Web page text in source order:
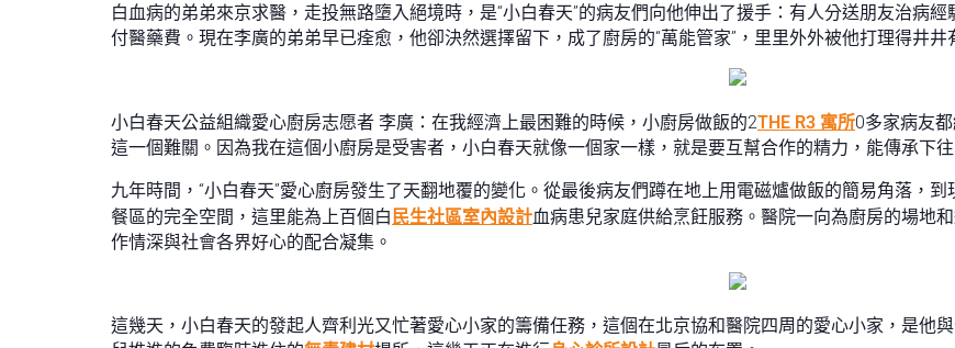
白血病的弟弟來京求醫，走投無路墮入絕境時，是“小白春天”的病友們向他伸出了援手：有人分送朋友治病經
付醫藥費。現在李廣的弟弟早已痊愈，他卻決然選擇留下，成了廚房的“萬能管家”，里里外外被他打理得井井
小白春天公益組織愛心廚房志愿者 李廣：在我經濟上最困難的時候，小廚房做飯的2THE R3 寓所0多家病友
這一個難關。因為我在這個小廚房是受害者，小白春天就像一個家一樣，就是要互幫合作的精力，能傳承下往
九年時間，“小白春天”愛心廚房發生了天翻地覆的變化。從最後病友們蹲在地上用電磁爐做飯的簡易角落，到
餐區的完全空間，這里能為上百個白 民生社區室內設計血病患兒家庭供給烹飪服務。醫院一向為廚房的場地
作情深與社會各界好心的配合凝集。
這幾天，小白春天的發起人齊利光又忙著愛心小家的籌備任務，這個在北京協和醫院四周的愛心小家，是他